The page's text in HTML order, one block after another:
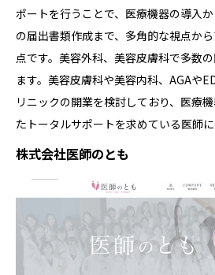
ポートを行うことで、医療機器の導入
の届出書類作成まで、多角的な視点か
点です。美容外科、美容皮膚科で多数
ます。美容皮膚科や美容内科、AGAや
リニックの開業を検討しており、医療
たトータルサポートを求めている医師に
株式会社医師のとも